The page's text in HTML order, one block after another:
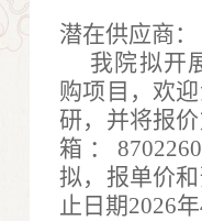
潜在供应商：
我院拟开
购项目，欢
研，并将报
箱：
拟，报单价
止日期2026年